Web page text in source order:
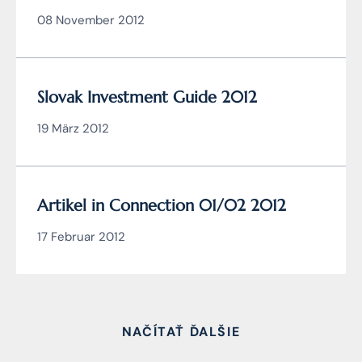
08 November 2012
Slovak Investment Guide 2012
19 März 2012
Artikel in Connection 01/02 2012
17 Februar 2012
NAČÍTAŤ ĎALŠIE